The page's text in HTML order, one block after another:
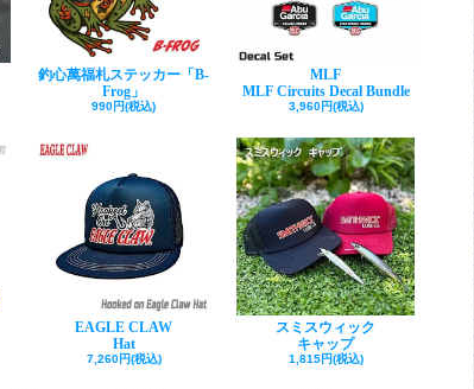
釣心萬福札ステッカー「B-
Frog」
990円(税込)
MLF
MLF Circuits Decal Bundle
3,960円(税込)
EAGLE CLAW
Hat
7,260円(税込)
スミスウィック
キャップ
1,815円(税込)